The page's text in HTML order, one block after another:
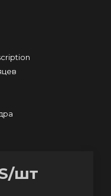
/шт